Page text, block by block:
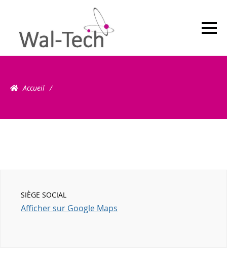
Accueil
SIÈGE SOCIAL
Afficher sur Google Maps